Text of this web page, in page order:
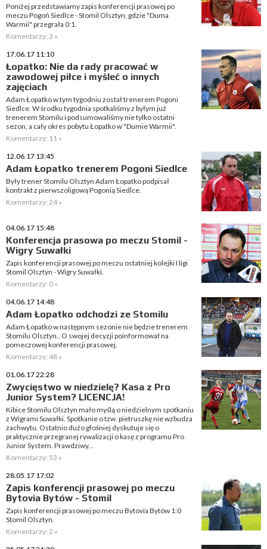
Poniżej przedstawiamy zapis konferencji prasowej po
meczu Pogoń Siedlce - Stomil Olsztyn, gdzie "Duma
Warmii" przegrała 0:1.
Komentarzy: 3 »
17.06.17 11:10
Łopatko: Nie da rady pracować w
zawodowej piłce i myśleć o innych
zajęciach
Adam Łopatko w tym tygodniu został trenerem Pogoni
Siedlce. W środku tygodnia spotkaliśmy z byłym już
trenerem Stomilu i podsumowaliśmy nie tylko ostatni
sezon, a cały okres pobytu Łopatko w "Dumie Warmii".
Komentarzy: 11 »
12.06.17 13:45
Adam Łopatko trenerem Pogoni Siedlce
Były trener Stomilu Olsztyn Adam Łopatko podpisał
kontrakt z pierwszoligową Pogonią Siedlce.
Komentarzy: 24 »
04.06.17 15:48
Konferencja prasowa po meczu Stomil -
Wigry Suwałki
Zapis konferencji prasowej po meczu ostatniej kolejki I ligi
Stomil Olsztyn - Wigry Suwałki.
Komentarzy: 0 »
04.06.17 14:48
Adam Łopatko odchodzi ze Stomilu
Adam Łopatko w następnym sezonie nie będzie trenerem
Stomilu Olsztyn.. O swojej decyzji poinformował na
pomeczowej konferencji prasowej.
Komentarzy: 48 »
01.06.17 22:28
Zwycięstwo w niedzielę? Kasa z Pro
Junior System? LICENCJA!
Kibice Stomilu Olsztyn mało myślą o niedzielnym spotkaniu
z Wigrami Suwałki. Spotkanie o tzw. pietruszkę nie wzbudza
zachwytu. Ostatnio dużo głośniej dyskutuje się o
praktycznie przegranej rywalizacji o kasę z programu Pro
Junior System. Prawdziwy...
Komentarzy: 53 »
28.05.17 17:02
Zapis konferencji prasowej po meczu
Bytovia Bytów - Stomil
Zapis konferencji prasowej po meczu Bytovia Bytów 1:0
Stomil Olsztyn.
Komentarzy: 2 »